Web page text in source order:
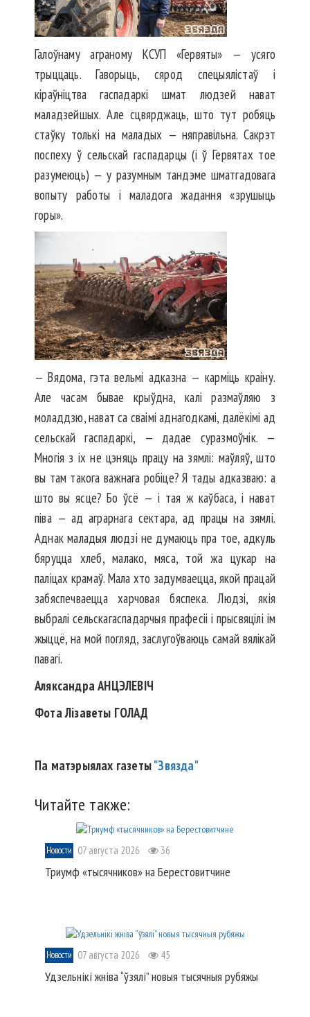
Галоўнаму аграному КСУП «Гервяты» — усяго
трыццаць. Гаворыць, сярод спецыялістаў і
кіраўніцтва гаспадаркі шмат людзей нават
маладзейшых. Але сцвярджаць, што тут робяць
стаўку толькі на маладых — няправільна. Сакрэт
поспеху ў сельскай гаспадарцы (і ў Гервятах тое
разумеюць) — у разумным тандэме шматгадовага
вопыту работы і маладога жадання «зрушыць
горы».
— Вядома, гэта вельмі адказна — карміць краіну.
Але часам бывае крыўдна, калі размаўляю з
моладдзю, нават са сваімі аднагодкамі, далёкімі ад
сельскай гаспадаркі, — дадае суразмоўнік. —
Многія з іх не цэняць працу на зямлі: маўляў, што
вы там такога важнага робіце? Я тады адказваю: а
што вы ясце? Бо ўсё — і тая ж каўбаса, і нават
піва — ад аграрнага сектара, ад працы на зямлі.
Аднак маладыя людзі не думаюць пра тое, адкуль
бяруцца хлеб, малако, мяса, той жа цукар на
паліцах крамаў. Мала хто задумваецца, якой працай
забяспечваецца харчовая бяспека. Людзі, якія
выбралі сельскагаспадарчыя прафесіі і прысвяцілі ім
жыццё, на мой погляд, заслугоўваюць самай вялікай
павагі.
Аляксандра АНЦЭЛЕВІЧ
Фота Лізаветы ГОЛАД
Па матэрыялах газеты"Звязда"
Читайте также:
Новости 07 августа 2026 36
Триумф «тысячников» на Берестовитчине
Новости 07 августа 2026 45
Удзельнікі жніва “ўзялі” новыя тысячныя рубяжы